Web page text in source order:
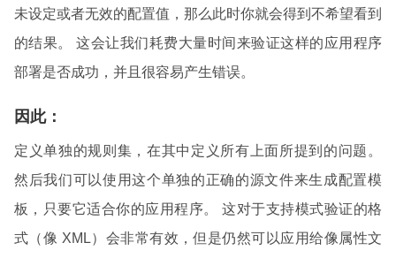
未设定或者无效的配置值，那么此时你就会得到不希望看到
的结果。 这会让我们耗费大量时间来验证这样的应用程序
部署是否成功，并且很容易产生错误。
因此：
定义单独的规则集，在其中定义所有上面所提到的问题。
然后我们可以使用这个单独的正确的源文件来生成配置模
板，只要它适合你的应用程序。 这对于支持模式验证的格
式（像 XML）会非常有效，但是仍然可以应用给像属性文